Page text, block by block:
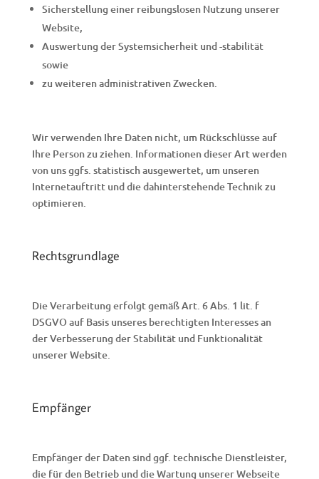
Sicherstellung einer reibungslosen Nutzung unserer
Website,
Auswertung der Systemsicherheit und -stabilität
sowie
zu weiteren administrativen Zwecken.
Wir verwenden Ihre Daten nicht, um Rückschlüsse auf
Ihre Person zu ziehen. Informationen dieser Art werden
von uns ggfs. statistisch ausgewertet, um unseren
Internetauftritt und die dahinterstehende Technik zu
optimieren.
Rechtsgrundlage
Die Verarbeitung erfolgt gemäß Art. 6 Abs. 1 lit. f
DSGVO auf Basis unseres berechtigten Interesses an
der Verbesserung der Stabilität und Funktionalität
unserer Website.
Empfänger
Empfänger der Daten sind ggf. technische Dienstleister,
die für den Betrieb und die Wartung unserer Webseite